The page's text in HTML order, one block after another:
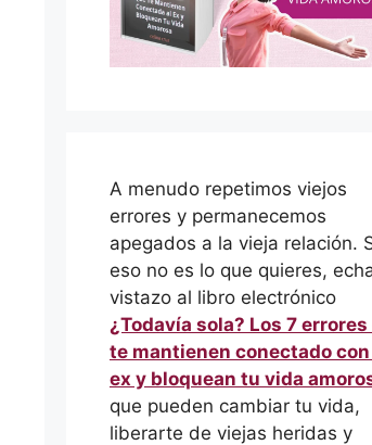
A menudo repetimos viejos
errores y permanecemos
apegados a la vieja relación.
eso no es lo que quieres,
vistazo al libro electrónico
¿Todavía sola? Los 7
te mantienen conectado
ex y bloquean tu vida
que pueden cambiar tu vida,
liberarte de viejas heridas y